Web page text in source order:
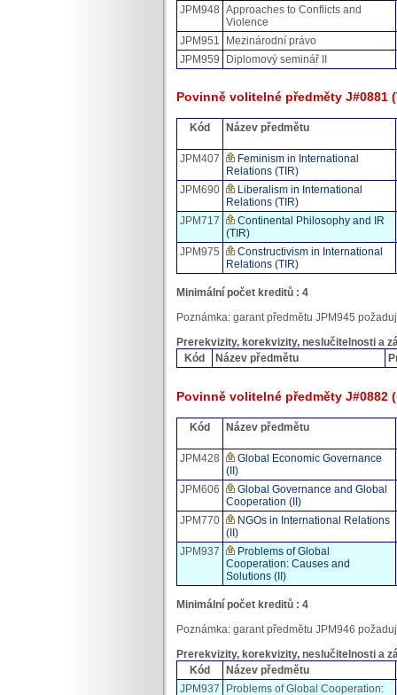
JPM948 Approaches to Conflicts and
Violence
JPM951
Mezinárodní právo
JPM959
Diplomový seminář II
Povinně volitelné předměty
Kód Název předmětu
JPM407
Feminism in International
Relations (TIR)
JPM690
Liberalism in International
Relations (TIR)
JPM717
Continental Philosophy and IR
(TIR)
JPM975
Constructivism in International
Relations (TIR)
Minimální počet kreditů : 4
Poznámka: garant předmětu JPM945
Prerekvizity, korekvizity, neslučitelnosti a
Kód
Název předmětu
Povinně volitelné předměty
Kód Název předmětu
JPM428
Global Economic Governance
(II)
JPM606
Global Governance and Global
Cooperation (II)
JPM770
NGOs in International Relations
(II)
JPM937
Problems of Global
Cooperation: Causes and
Solutions (II)
Minimální počet kreditů : 4
Poznámka: garant předmětu JPM946
Prerekvizity, korekvizity, neslučitelnosti a
Kód
Název předmětu
JPM937
Problems of Global Cooperation: